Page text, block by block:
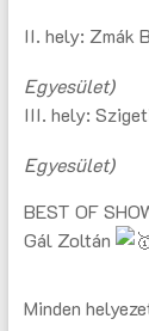
II. hely: Zmák
Egyesület)
III. hely:
Egyesület)
BEST OF
Gál Zoltán
Minden